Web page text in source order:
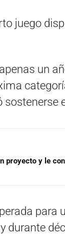
juego
un
proyecto y le
para
durante